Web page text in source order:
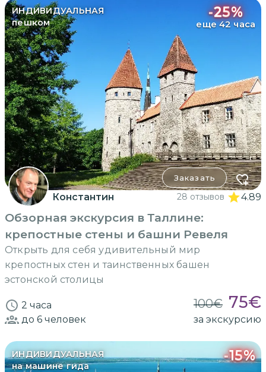
ИНДИВИДУАЛЬНАЯ
пешком
-25%
еще 42 часа
Заказать
Константин 28 отзывов 4.89
Обзорная экскурсия в Таллине:
крепостные стены и башни Ревеля
Открыть для себя удивительный мир
крепостных стен и таинственных башен
эстонской столицы
2 часа 100€ 75€
до 6 человек за экскурсию
ИНДИВИДУАЛЬНАЯ
на машине гида
-15%